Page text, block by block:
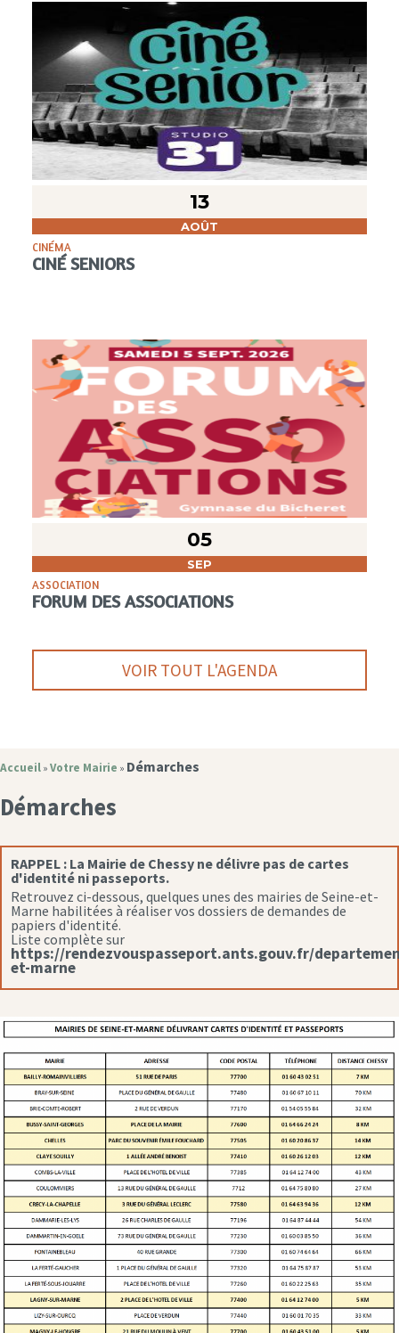
13
AOÛT
CINÉMA
CINÉ SENIORS
05
SEP
ASSOCIATION
FORUM DES ASSOCIATIONS
VOIR TOUT L'AGENDA
Accueil » Votre Mairie » Démarches
Démarches
RAPPEL : La Mairie de Chessy ne délivre pas de cartes
d'identité ni passeports.
Retrouvez ci-dessous, quelques unes des mairies de Seine-et-
Marne habilitées à réaliser vos dossiers de demandes de
papiers d'identité.
Liste complète sur
https://rendezvouspasseport.ants.gouv.fr/
et-marne